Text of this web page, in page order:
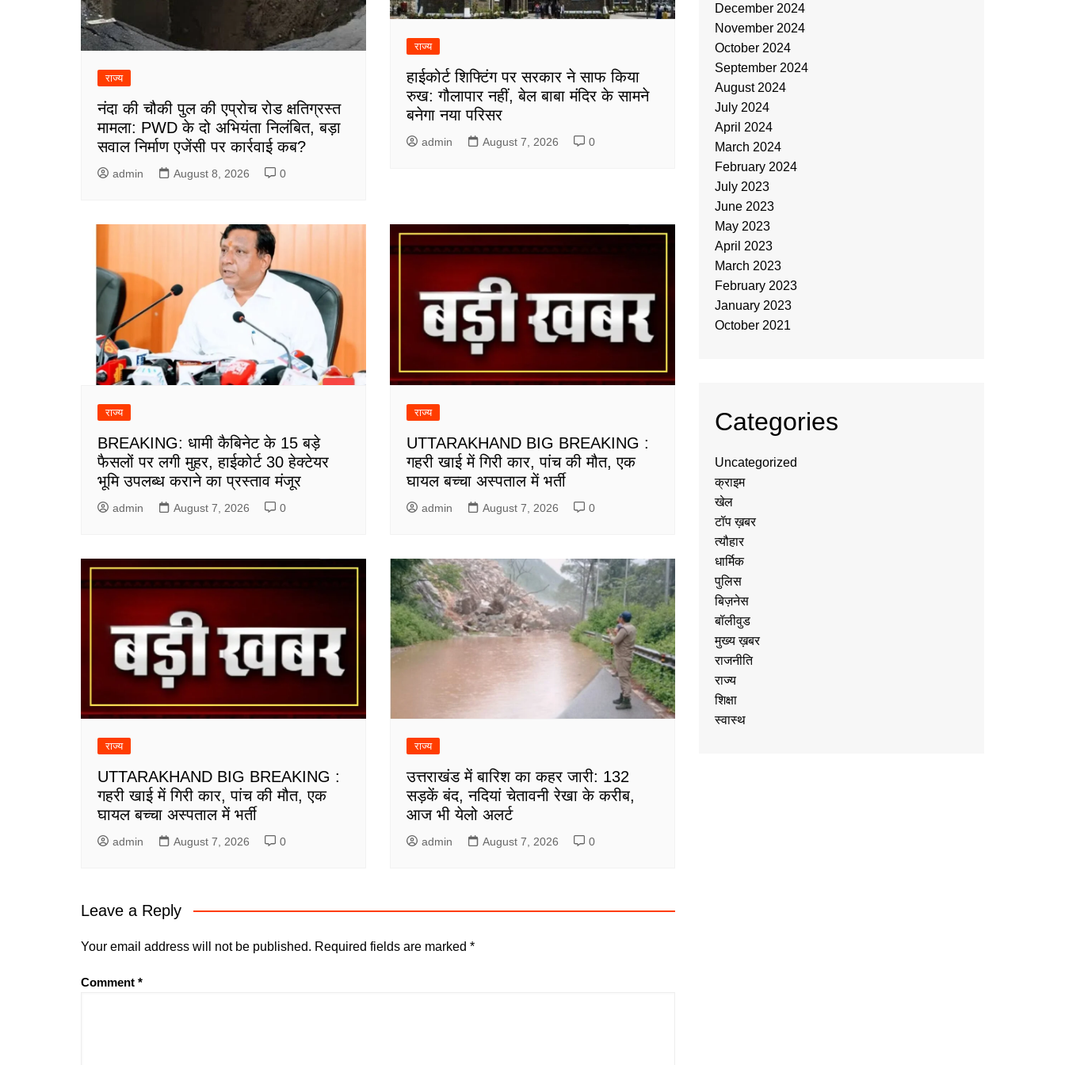
राज्य
नंदा की चौकी पुल की एप्रोच रोड क्षतिग्रस्त
मामला: PWD के दो अभियंता निलंबित, बड़ा
सवाल निर्माण एजेंसी पर कार्रवाई कब?
admin August 8, 2026 0
राज्य
हाईकोर्ट शिफ्टिंग पर सरकार ने साफ किया
रुख: गौलापार नहीं, बेल बाबा मंदिर के सामने
बनेगा नया परिसर
admin August 7, 2026 0
राज्य
BREAKING: धामी कैबिनेट के 15 बड़े
फैसलों पर लगी मुहर, हाईकोर्ट 30 हेक्टेयर
भूमि उपलब्ध कराने का प्रस्ताव मंजूर
admin August 7, 2026 0
राज्य
UTTARAKHAND BIG BREAKING :
गहरी खाई में गिरी कार, पांच की मौत, एक
घायल बच्चा अस्पताल में भर्ती
admin August 7, 2026 0
राज्य
UTTARAKHAND BIG BREAKING :
गहरी खाई में गिरी कार, पांच की मौत, एक
घायल बच्चा अस्पताल में भर्ती
admin August 7, 2026 0
राज्य
उत्तराखंड में बारिश का कहर जारी: 132
सड़कें बंद, नदियां चेतावनी रेखा के करीब,
आज भी येलो अलर्ट
admin August 7, 2026 0
Leave a Reply
Your email address will not be published. Required fields are marked *
Comment *
December 2024
November 2024
October 2024
September 2024
August 2024
July 2024
April 2024
March 2024
February 2024
July 2023
June 2023
May 2023
April 2023
March 2023
February 2023
January 2023
October 2021
Categories
Uncategorized
क्राइम
खेल
टॉप ख़बर
त्यौहार
धार्मिक
पुलिस
बिज़नेस
बॉलीवुड
मुख्य ख़बर
राजनीति
राज्य
शिक्षा
स्वास्थ